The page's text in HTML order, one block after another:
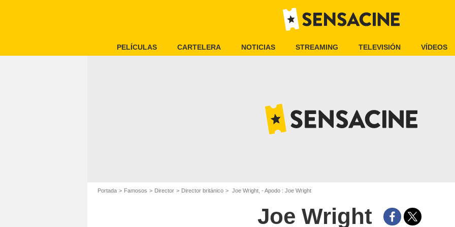
PELÍCULAS CARTELERA NOTICIAS STREAMING TELEVISIÓN VÍDEOS
Portada Famosos Director Director británico Joe Wright, - Apodo : Joe Wright
Joe Wright